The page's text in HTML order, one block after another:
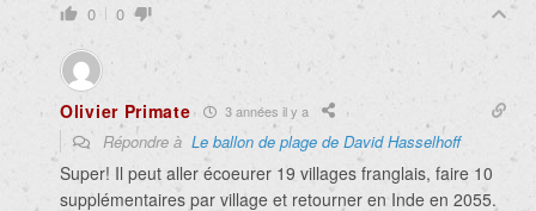
0 0
Olivier Primate 3 années il y a
Répondre à Le ballon de plage de David Hasselhoff
Super! Il peut aller écoeurer 19 villages franglais, faire 10
supplémentaires par village et retourner en Inde en 2055.